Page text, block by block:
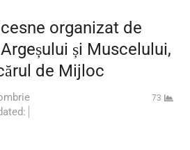
organizat de
și Muscelului,
de Mijloc
73